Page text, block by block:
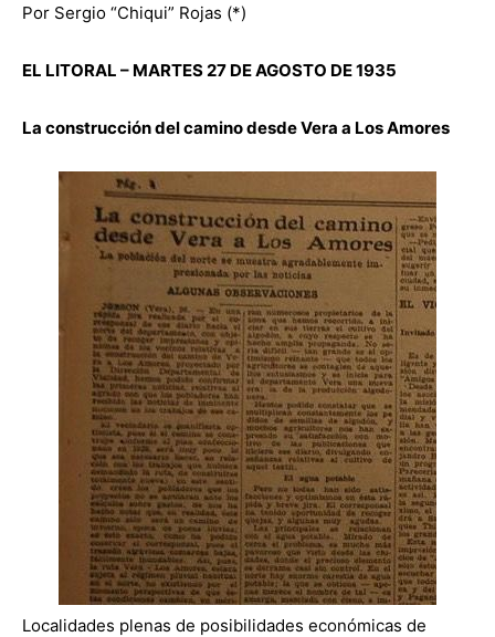
Por Sergio “Chiqui” Rojas (*)
EL LITORAL – MARTES 27 DE AGOSTO DE 1935
La construcción del camino desde Vera a Los Amores
Localidades plenas de posibilidades económicas de